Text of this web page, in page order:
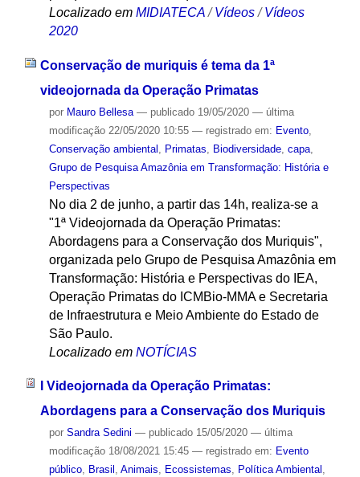
Localizado em MIDIATECA /Vídeos /Vídeos
2020
Conservação de muriquis é tema da 1ª
videojornada da Operação Primatas
por Mauro Bellesa — publicado19/05/2020 — última
modificação22/05/2020 10:55 — registrado em: Evento,
Conservação ambiental
Primatas Biodiversidade, capa,
Grupo de Pesquisa Amazônia em Transformação: História e
Perspectivas
No dia 2 de junho, a partir das 14h, realiza-se a
"1ª Videojornada da Operação Primatas:
Abordagens para a Conservação dos Muriquis",
organizada pelo Grupo de Pesquisa Amazônia em
Transformação: História e Perspectivas do IEA,
Operação Primatas do ICMBio-MMA e Secretaria
de Infraestrutura e Meio Ambiente do Estado de
São Paulo.
Localizado em NOTÍCIAS
I Videojornada da Operação Primatas:
Abordagens para a Conservação dos Muriquis
por Sandra Sedini — publicado15/05/2020 — última
modificação18/08/2021 15:45 — registrado em: Evento
público, Brasil , Animais, Ecossistemas, Política Ambiental ,